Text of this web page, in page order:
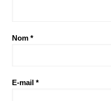
Nom *
E-mail *